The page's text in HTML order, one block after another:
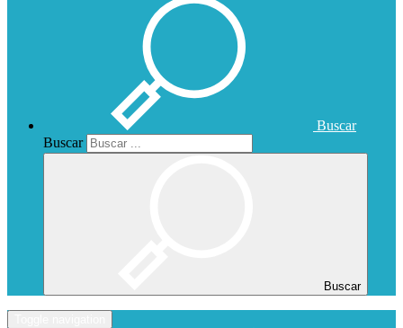
Buscar
Buscar
Buscar